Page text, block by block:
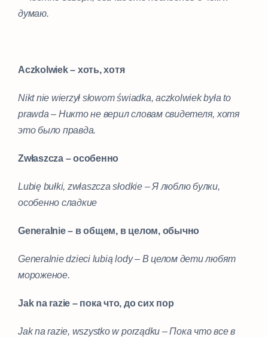
думаю.
Aczkolwiek – хоть, хотя
Nikt nie wierzył słowom świadka, aczkolwiek była to
prawda – Никто не верил словам свидетеля, хотя
это было правда.
Zwłaszcza – особенно
Lubię bułki, zwłaszcza słodkie – Я люблю булки,
особенно сладкие
Generalnie – в общем, в целом, обычно
Generalnie dzieci lubią lody – В целом дети любят
мороженое.
Jak na razie – пока что, до сих пор
Jak na razie, wszystko w porządku – Пока что все в